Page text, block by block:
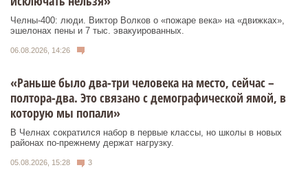
Челны-400: люди. Виктор Волков о «пожаре века» на «движках»,
эшелонах пены и 7 тыс. эвакуированных.
06.08.2026, 14:26
«Раньше было два-три человека на место, сейчас –
полтора-два. Это связано с демографической ямой, в
которую мы попали»
В Челнах сократился набор в первые классы, но школы в новых
районах по-прежнему держат нагрузку.
05.08.2026, 15:28 3